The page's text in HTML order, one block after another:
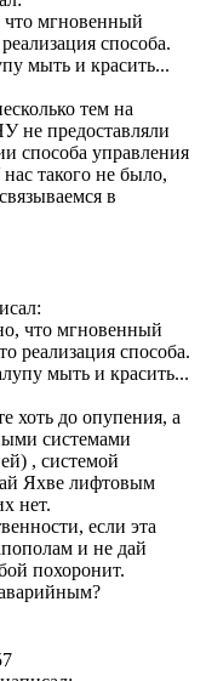
что мгновенный
способа.
мыть и красить...
тем на
не предоставляли
способа управления
такого не было,
в
что мгновенный
реализация способа.
мыть и красить...
хоть до опупения, а
системами
, системой
Яхве лифтовым
нет.
если эта
и не дай
похоронит.